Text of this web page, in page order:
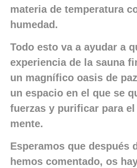
materia de temperatura
humedad.
Todo esto va a ayudar a
experiencia de la sauna
un magnífico oasis de
un espacio en el que se
fuerzas y purificar para
mente.
Esperamos que después
hemos comentado, os